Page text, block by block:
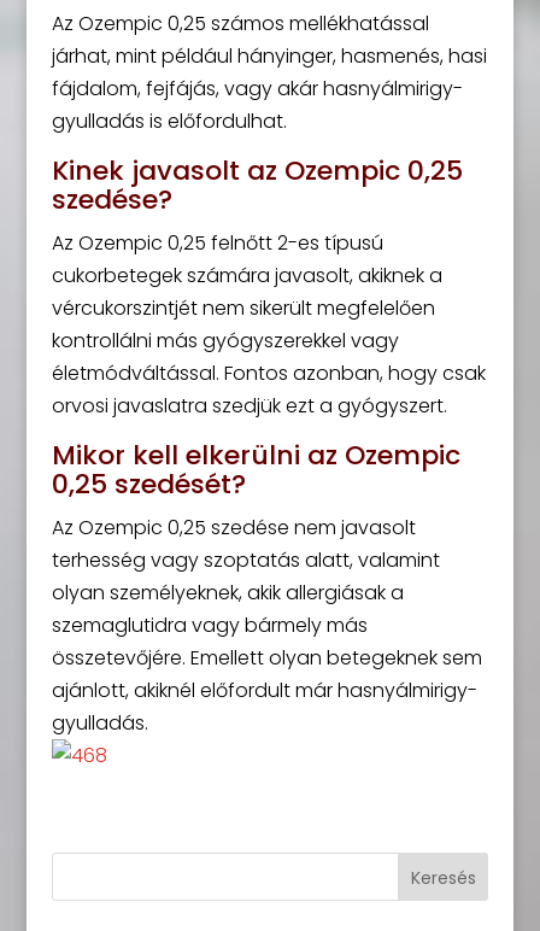
Az Ozempic 0,25 számos mellékhatással
járhat, mint például hányinger, hasmenés, hasi
fájdalom, fejfájás, vagy akár hasnyálmirigy-
gyulladás is előfordulhat.
Kinek javasolt az Ozempic 0,25
szedése?
Az Ozempic 0,25 felnőtt 2-es típusú
cukorbetegek számára javasolt, akiknek a
vércukorszintjét nem sikerült megfelelően
kontrollálni más gyógyszerekkel vagy
életmódváltással. Fontos azonban, hogy csak
orvosi javaslatra szedjük ezt a gyógyszert.
Mikor kell elkerülni az Ozempic
0,25 szedését?
Az Ozempic 0,25 szedése nem javasolt
terhesség vagy szoptatás alatt, valamint
olyan személyeknek, akik allergiásak a
szemaglutidra vagy bármely más
összetevőjére. Emellett olyan betegeknek sem
ajánlott, akiknél előfordult már hasnyálmirigy-
gyulladás.
Keresés